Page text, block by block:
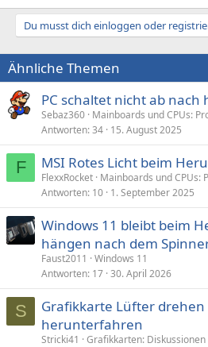
Du musst dich einloggen oder
Ähnliche Themen
PC schaltet nicht ab
Sebaz360 Mainboards und CPUs:
Antworten 34 15. August 2025
F MSI Rotes Licht beim
FlexxRocket Mainboards und CPUs:
Antworten 10 1. September 2025
Windows 11 bleibt beim
hängen nach dem
Faust2011
Windows 11
Antworten 17 30. April 2026
S
Grafikkarte Lüfter
herunterfahren
Stricki41
Grafikkarten: Diskussionen